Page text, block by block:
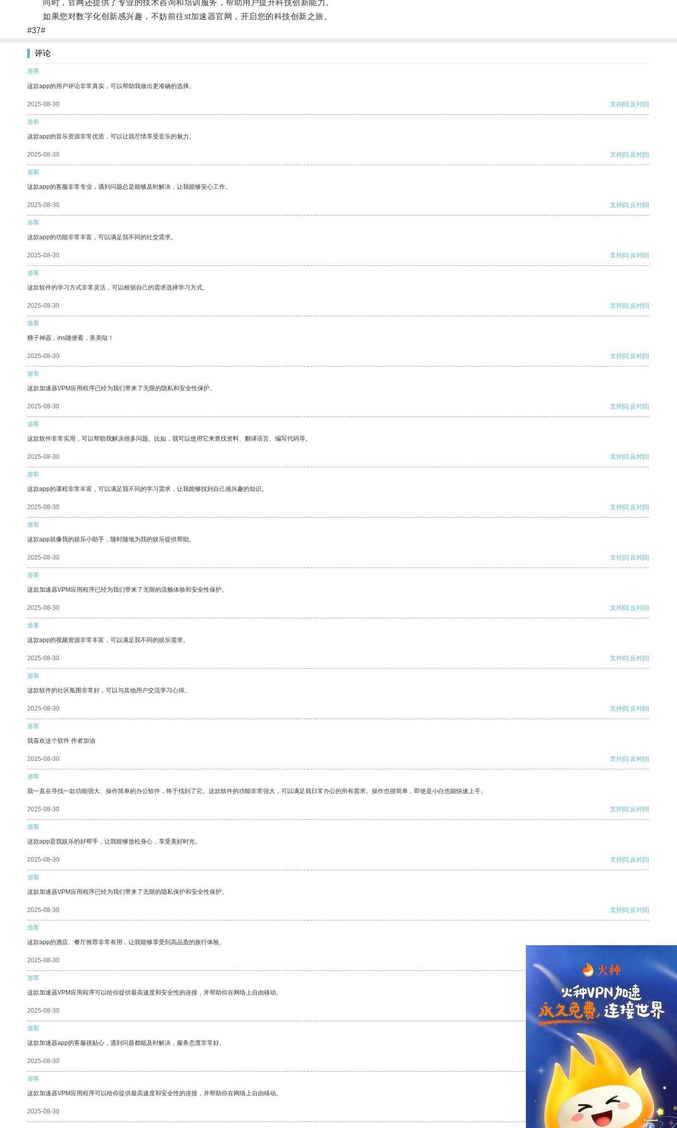
同时，官网还提供了专业的技术咨询和培训服务，帮助用户提升科技创新能力。
如果您对数字化创新感兴趣，不妨前往st加速器官网，开启您的科技创新之旅。
#37#
评论
游客
这款app的用户评论非常真实，可以帮助我做出更准确的选择。
2025-08-30 支持[0] 反对[0]
游客
这款app的音乐资源非常优质，可以让我尽情享受音乐的魅力。
2025-08-30 支持[0] 反对[0]
游客
这款app的客服非常专业，遇到问题总是能够及时解决，让我能够安心工作。
2025-08-30 支持[0] 反对[0]
游客
这款app的功能非常丰富，可以满足我不同的社交需求。
2025-08-30 支持[0] 反对[0]
游客
这款软件的学习方式非常灵活，可以根据自己的需求选择学习方式。
2025-08-30 支持[0] 反对[0]
游客
梯子神器，ins随便看，美美哒！
2025-08-30 支持[0] 反对[0]
游客
这款加速器VPM应用程序已经为我们带来了无限的隐私和安全性保护。
2025-08-30 支持[0] 反对[0]
游客
这款软件非常实用，可以帮助我解决很多问题。比如，我可以使用它来查找资料、翻译语言、编写代码等。
2025-08-30 支持[0] 反对[0]
游客
这款app的课程非常丰富，可以满足我不同的学习需求，让我能够找到自己感兴趣的知识。
2025-08-30 支持[0] 反对[0]
游客
这款app就像我的娱乐小助手，随时随地为我的娱乐提供帮助。
2025-08-30 支持[0] 反对[0]
游客
这款加速器VPM应用程序已经为我们带来了无限的流畅体验和安全性保护。
2025-08-30 支持[0] 反对[0]
游客
这款app的视频资源非常丰富，可以满足我不同的娱乐需求。
2025-08-30 支持[0] 反对[0]
游客
这款软件的社区氛围非常好，可以与其他用户交流学习心得。
2025-08-30 支持[0] 反对[0]
游客
我喜欢这个软件 作者加油
2025-08-30 支持[0] 反对[0]
游客
我一直在寻找一款功能强大、操作简单的办公软件，终于找到了它。这款软件的功能非常强大，可以满足我日常办公的所有需求。操作也很简单，即使是小白也能快速上手。
2025-08-30 支持[0] 反对[0]
游客
这款app是我娱乐的好帮手，让我能够放松身心，享受美好时光。
2025-08-30 支持[0] 反对[0]
游客
这款加速器VPM应用程序已经为我们带来了无限的隐私保护和安全性保护。
2025-08-30 支持[0] 反对[0]
游客
这款app的酒店、餐厅推荐非常有用，让我能够享受到高品质的旅行体验。
2025-08-30
游客
这款加速器VPM应用程序可以给你提供最高速度和安全性的连接，并帮助你在网络上自由移动。
2025-08-30 支持 [0] 反对[0]
游客
这款加速器app的客服很贴心，遇到问题都能及时解决，服务态度非常好。
2025-08-30 支持[0] 反对
游客
这款加速器VPM应用程序可以给你提供最高速度和安全性的连接，并帮助你在网络上自由移动。
2025-08-30 支持[0] 反对[0]